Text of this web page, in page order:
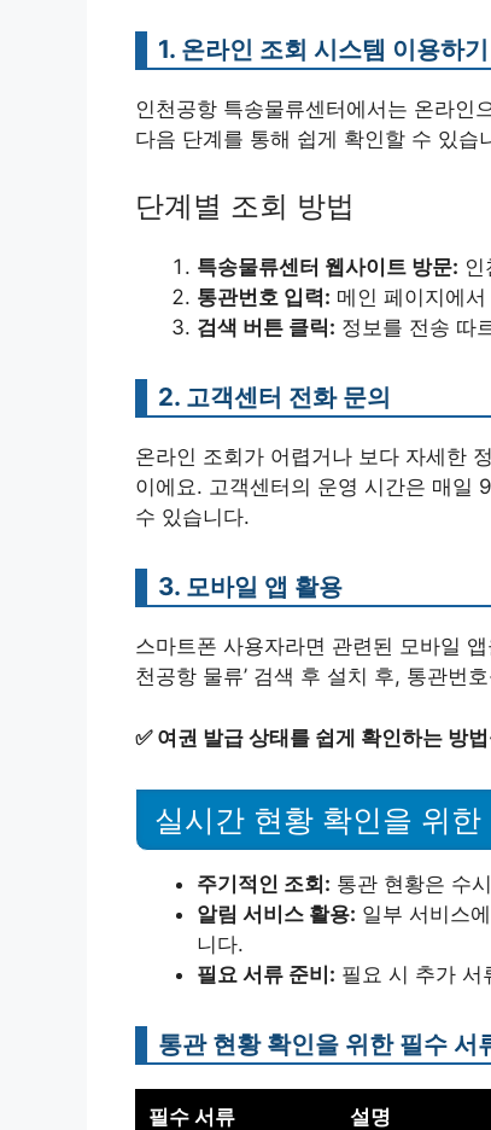
1. 온라인 조회 시스템 이용하기
인천공항 특송물류센터에서는 온라인
다음 단계를 통해 쉽게 확인할 수 있습
단계별 조회 방법
특송물류센터 웹사이트 방문:
통관번호 입력: 메인 페이지에
검색 버튼 클릭: 정보를 전송 따
2. 고객센터 전화 문의
온라인 조회가 어렵거나 보다 자세한
이에요. 고객센터의 운영 시간은 매일
수 있습니다.
3. 모바일 앱 활용
스마트폰 사용자라면 관련된 모바일
천공항 물류’ 검색 후 설치 후, 통관번
✅ 여권 발급 상태를 쉽게 확인하는 방
실시간 현황 확인을 위한
주기적인 조회: 통관 현황은 수
알림 서비스 활용: 일부 서비스
니다.
필요 서류 준비: 필요 시 추가 서
통관 현황 확인을 위한 필수 서
필수 서류 설명